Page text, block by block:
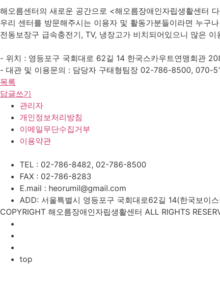
해오름센터의 새로운 공간으로 <해오름장애인자립생활센터
우리 센터를 방문해주시는 이용자 및 활동가분들이라면 누구
전동보장구 급속충전기, TV, 냉장고가 비치되어있으니 많은 이
- 위치 : 영등포구 국회대로 62길 14 한국스카우트연맹회관
- 대관 및 이용문의 : 담당자 구태형팀장 02-786-8500, 070-
목록
답글쓰기
관리자
개인정보처리방침
이메일무단수집거부
이용약관
TEL : 02-786-8482, 02-786-8500
FAX : 02-786-8283
E.mail : heorumil@gmail.com
ADD: 서울특별시 영등포구 국회대로62길 14(한국보이
COPYRIGHT 해오름장애인자립생활센터 ALL RIGHTS
top